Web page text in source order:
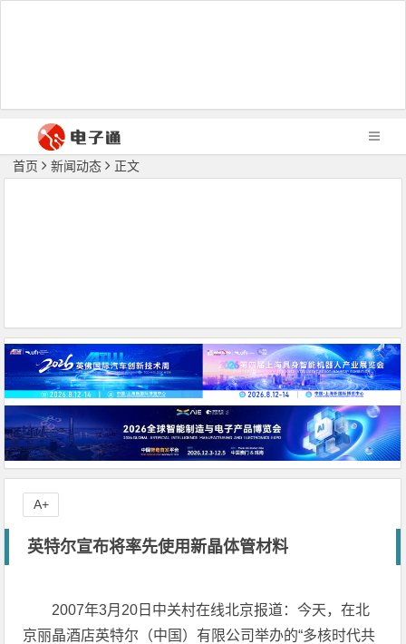
首页 新闻动态 正文
英特尔宣布将率先使用新晶体管材料
2007年3月20日中关村在线北京报道：今天，在北
京丽晶酒店英特尔（中国）有限公司举办的“多核时代共
A+